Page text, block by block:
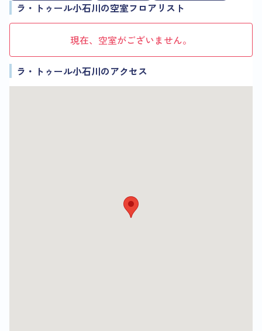
ラ・トゥール小石川の空室フロアリスト
現在、空室がございません。
ラ・トゥール小石川のアクセス